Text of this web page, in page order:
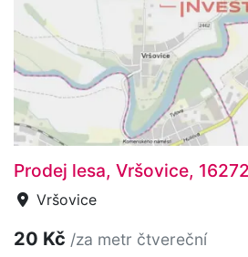
Prodej lesa, Vršovice,
Vršovice
20 Kč /za metr čtvereční